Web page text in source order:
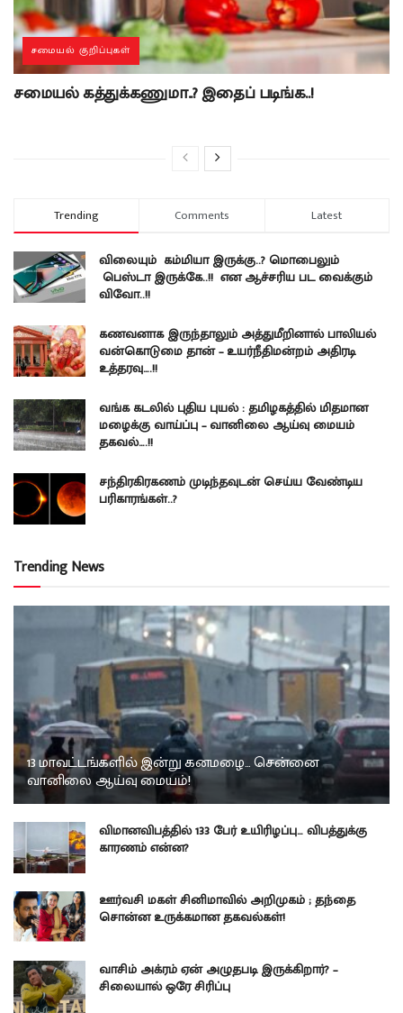
சமையல் குறிப்புகள்
சமையல் கத்துக்கணுமா..? இதைப் படிங்க..!
Trending Comments Latest
விலையும் கம்மியா இருக்கு..? மொபைலும்
பெஸ்டா இருக்கே..!! என ஆச்சரிய பட வைக்கும்
விவோ..!!
கணவனாக இருந்தாலும் அத்துமீறினால் பாலியல்
வன்கொடுமை தான் – உயர்நீதிமன்றம் அதிரடி
உத்தரவு….!!
வங்க கடலில் புதிய புயல் : தமிழகத்தில் மிதமான
மழைக்கு வாய்ப்பு – வானிலை ஆய்வு மையம்
தகவல்….!!
சந்திரகிரகணம் முடிந்தவுடன் செய்ய வேண்டிய
பரிகாரங்கள்..?
Trending News
13 மாவட்டங்களில் இன்று கனமழை… சென்னை
வானிலை ஆய்வு மையம்!
விமானவிபத்தில் 133 பேர் உயிரிழப்பு… விபத்துக்கு
காரணம் என்ன?
ஊர்வசி மகள் சினிமாவில் அறிமுகம் ; தந்தை
சொன்ன உருக்கமான தகவல்கள்!
வாசிம் அக்ரம் ஏன் அழுதபடி இருக்கிறார்? –
சிலையால் ஒரே சிரிப்பு